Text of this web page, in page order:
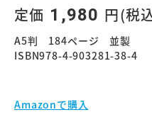
定価 1,980 円(税
A5判 184ページ 並製
ISBN978-4-903281-38-4
Amazonで購入